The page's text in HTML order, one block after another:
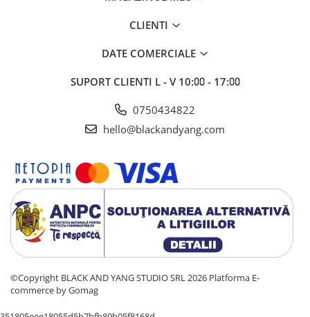
CLIENTI
DATE COMERCIALE
SUPORT CLIENTI L - V 10:⩇⩇ - 17:⩇⩇
0750434822
hello@blackandyang.com
©Copyright BLACK AND YANG STUDIO SRL 2026 Platforma E-
commerce by Gomag